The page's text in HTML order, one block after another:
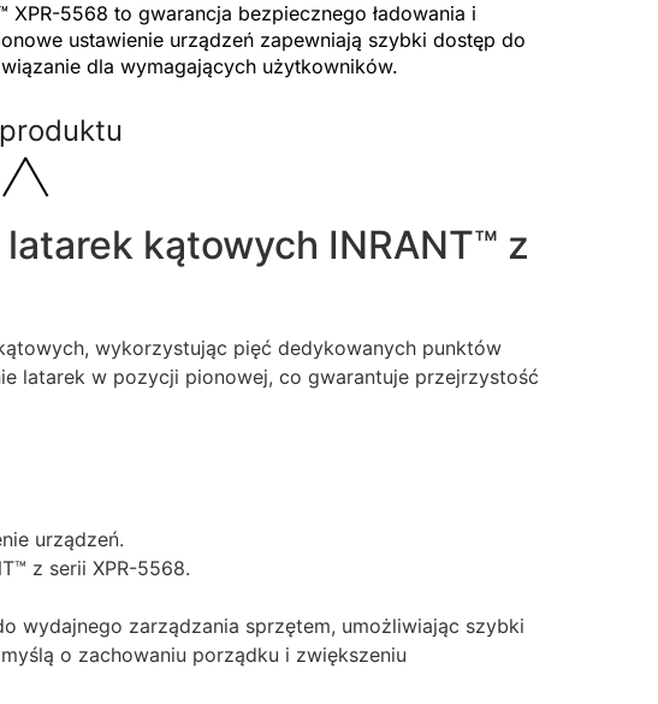
5568 to gwarancja bezpiecznego ładowania i
ustawienie urządzeń zapewniają szybki dostęp do
dla wymagających użytkowników.
kątowych INRANT™ z
wykorzystując pięć dedykowanych punktów
latarek w pozycji pionowej, co gwarantuje przejrzystość
urządzeń.
z serii XPR-5568.
wydajnego zarządzania sprzętem, umożliwiając szybki
o zachowaniu porządku i zwiększeniu